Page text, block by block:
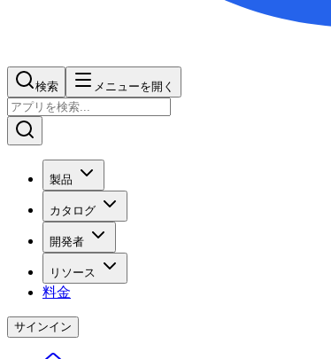
検索 メニューを開く
製品
カタログ
開発者
リソース
料金
サインイン